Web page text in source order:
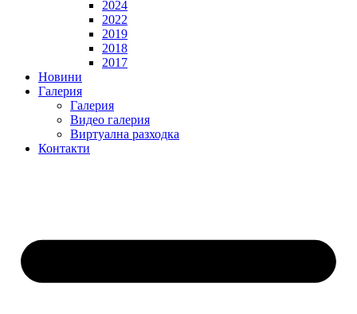
2024
2022
2019
2018
2017
Новини
Галерия
Галерия
Видео галерия
Виртуална разходка
Контакти